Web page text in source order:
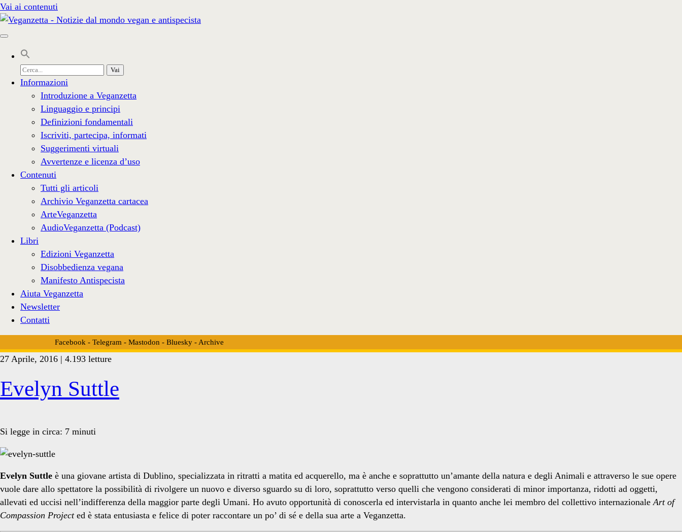
Vai ai contenuti
Cerca
per:
Informazioni
Introduzione a Veganzetta
Linguaggio e principi
Definizioni fondamentali
Iscriviti, partecipa, informati
Suggerimenti virtuali
Avvertenze e licenza d’uso
Contenuti
Tutti gli articoli
Archivio Veganzetta cartacea
ArteVeganzetta
AudioVeganzetta (Podcast)
Libri
Edizioni Veganzetta
Disobbedienza vegana
Manifesto Antispecista
Aiuta Veganzetta
Newsletter
Contatti
Facebook - Telegram - Mastodon - Bluesky- Archive
Tag:
27 Aprile, 2016 | 4.193 letture
Evelyn Suttle
Si legge in circa: 7 minuti
Evelyn Suttle è una giovane artista di Dublino, specializzata in ritratti a matita ed acquerello, ma è anche e soprattutto un’amante della natura e degli Animali e attraverso le sue opere
vuole dare allo spettatore la possibilità di rivolgere un nuovo e diverso sguardo su di loro, soprattutto verso quelli che vengono considerati di minor importanza, ridotti ad oggetti,
allevati ed uccisi nell’indifferenza della maggior parte degli Umani. Ho avuto opportunità di conoscerla ed intervistarla in quanto anche lei membro del collettivo internazionaleArt of
Compassion Projected è stata entusiasta e felice di poter raccontare un po’ di sé e della sua arte a Veganzetta.